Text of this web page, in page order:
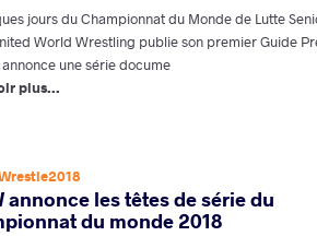
jours du Championnat du Monde de Lutte
World Wrestling publie son premier Guide
annonce une série docume
plus...
annonce les têtes de série du
du monde 2018